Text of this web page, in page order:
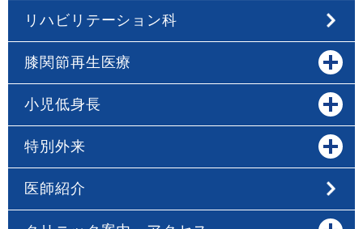
リハビリテーション科
膝関節再生医療
小児低身長
特別外来
医師紹介